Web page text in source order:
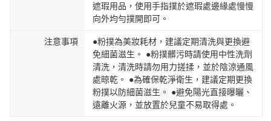
遮瑕用品，使用手指撲於遮瑕處邊緣處慢慢
向外均勻撲開即可。
注意事項
●粉撲為美妝耗材，建議定期清洗與更換避
免細菌滋生。 ●粉撲髒污時請使用中性洗劑
清洗，清洗時請勿用力搓揉，並於陰涼通風
處晾乾。 ●為確保乾淨衛生，建議定期更換
粉撲以防細菌滋生。 ●避免陽光直接曝曬、
遠離火源，並放置於兒童不易取得處。